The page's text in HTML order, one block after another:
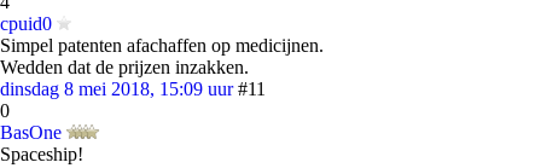
cpuid0
Simpel patenten afachaffen op medicijnen.
Wedden dat de prijzen inzakken.
dinsdag 8 mei 2018, 15:09 uur #11
0
BasOne
Spaceship!